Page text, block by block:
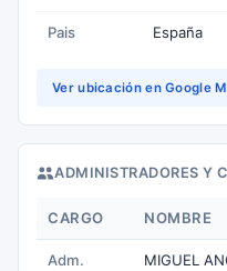
Pais España
Ver ubicación en Google
ADMINISTRADORES Y
CARGO NOMBRE
Adm.
MIGUEL